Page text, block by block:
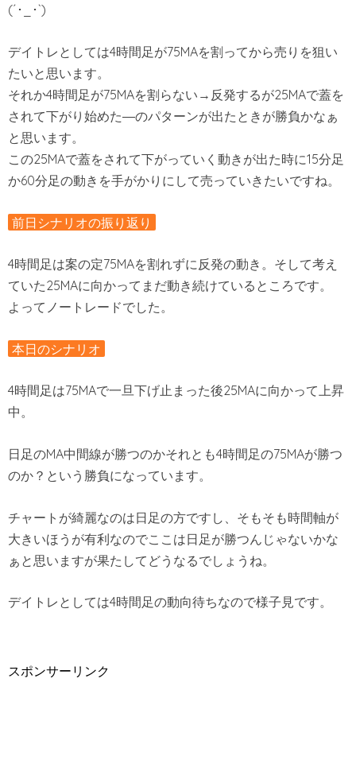
(´･_･`)
デイトレとしては4時間足が75MAを割ってから売りを狙い
たいと思います。
それか4時間足が75MAを割らない→反発するが25MAで蓋を
されて下がり始めた―のパターンが出たときが勝負かなぁ
と思います。
この25MAで蓋をされて下がっていく動きが出た時に15分足
か60分足の動きを手がかりにして売っていきたいですね。
前日シナリオの振り返り
4時間足は案の定75MAを割れずに反発の動き。そして考え
ていた25MAに向かってまだ動き続けているところです。
よってノートレードでした。
本日のシナリオ
4時間足は75MAで一旦下げ止まった後25MAに向かって上昇
中。
日足のMA中間線が勝つのかそれとも4時間足の75MAが勝つ
のか？という勝負になっています。
チャートが綺麗なのは日足の方ですし、そもそも時間軸が
大きいほうが有利なのでここは日足が勝つんじゃないかな
ぁと思いますが果たしてどうなるでしょうね。
デイトレとしては4時間足の動向待ちなので様子見です。
スポンサーリンク